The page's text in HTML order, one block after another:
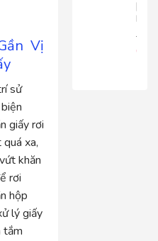
Vị
sử
giấy rơi
xa,
khăn
rơi
hộp
lý giấy
tắm
|
RT816